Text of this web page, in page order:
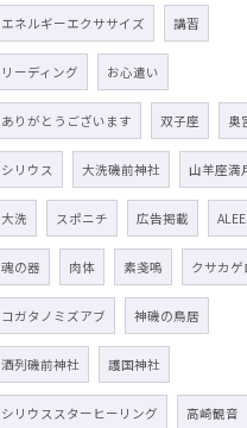
エネルギーエクササイズ 講習
リーディング お心遣い
ありがとうございます 双子座 奥
シリウス 大洗磯前神社 山羊座満
大洗 スポニチ 広告掲載
魂の器 肉体 素戔嗚 クサカゲ
コガタノミズアブ 神磯の鳥居
酒列磯前神社 護国神社
シリウススターヒーリング 高崎観音